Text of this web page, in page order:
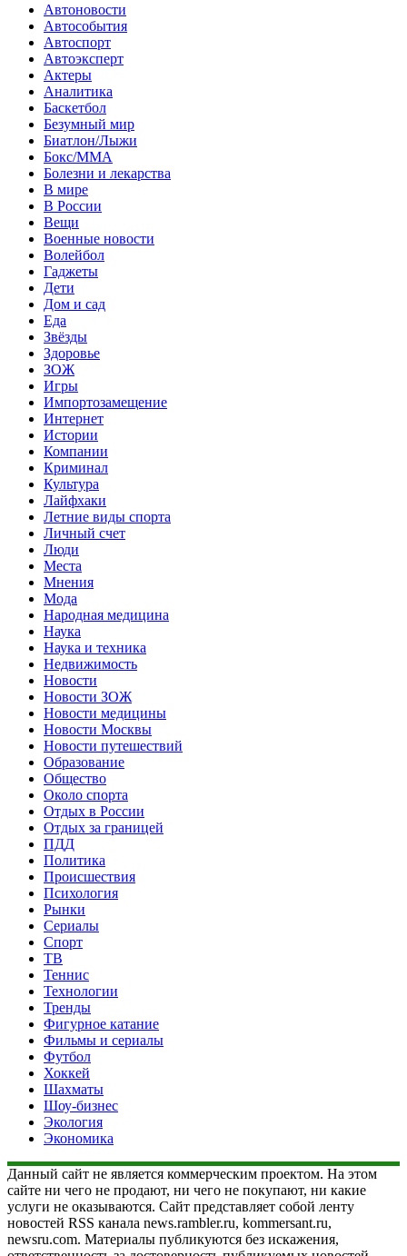
Автоновости
Автособытия
Автоспорт
Автоэксперт
Актеры
Аналитика
Баскетбол
Безумный мир
Биатлон/Лыжи
Бокс/MMA
Болезни и лекарства
В мире
В России
Вещи
Военные новости
Волейбол
Гаджеты
Дети
Дом и сад
Еда
Звёзды
Здоровье
ЗОЖ
Игры
Импортозамещение
Интернет
Истории
Компании
Криминал
Культура
Лайфхаки
Летние виды спорта
Личный счет
Люди
Места
Мнения
Мода
Народная медицина
Наука
Наука и техника
Недвижимость
Новости
Новости ЗОЖ
Новости медицины
Новости Москвы
Новости путешествий
Образование
Общество
Около спорта
Отдых в России
Отдых за границей
ПДД
Политика
Происшествия
Психология
Рынки
Сериалы
Спорт
ТВ
Теннис
Технологии
Тренды
Фигурное катание
Фильмы и сериалы
Футбол
Хоккей
Шахматы
Шоу-бизнес
Экология
Экономика
Данный сайт не является коммерческим проектом. На этом
сайте ни чего не продают, ни чего не покупают, ни какие
услуги не оказываются. Сайт представляет собой ленту
новостей RSS канала news.rambler.ru, kommersant.ru,
newsru.com. Материалы публикуются без искажения,